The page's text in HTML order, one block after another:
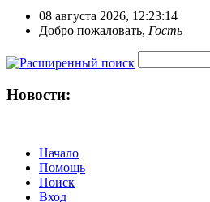
08 августа 2026, 12:23:14
Добро пожаловать, Гость
Новости:
Начало
Помощь
Поиск
Вход